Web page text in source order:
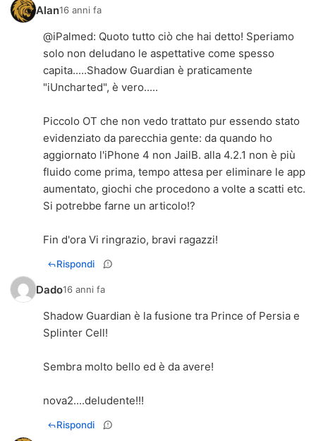
Alan16 anni fa
@iPalmed: Quoto tutto ciò che hai detto! Speriamo
solo non deludano le aspettative come spesso
capita.....Shadow Guardian è praticamente
"iUncharted", è vero.....
Piccolo OT che non vedo trattato pur essendo stato
evidenziato da parecchia gente: da quando ho
aggiornato l'iPhone 4 non JailB. alla 4.2.1 non è più
fluido come prima, tempo attesa per eliminare le app
aumentato, giochi che procedono a volte a scatti etc.
Si potrebbe farne un articolo!?
Fin d'ora Vi ringrazio, bravi ragazzi!
Rispondi
Dado16 anni fa
Shadow Guardian è la fusione tra Prince of Persia e
Splinter Cell!
Sembra molto bello ed è da avere!
nova2....deludente!!!
Rispondi